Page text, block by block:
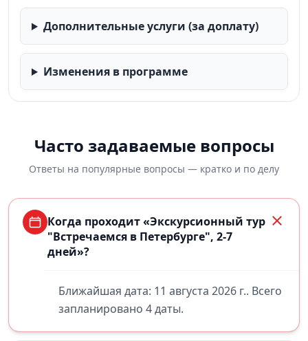
Дополнительные услуги (за доплату)
Изменения в программе
Часто задаваемые вопросы
Ответы на популярные вопросы — кратко и по делу
Когда проходит «Экскурсионный тур
"Встречаемся в Петербурге", 2-7
дней»?
Ближайшая дата: 11 августа 2026 г.. Всего
запланировано 4 даты.